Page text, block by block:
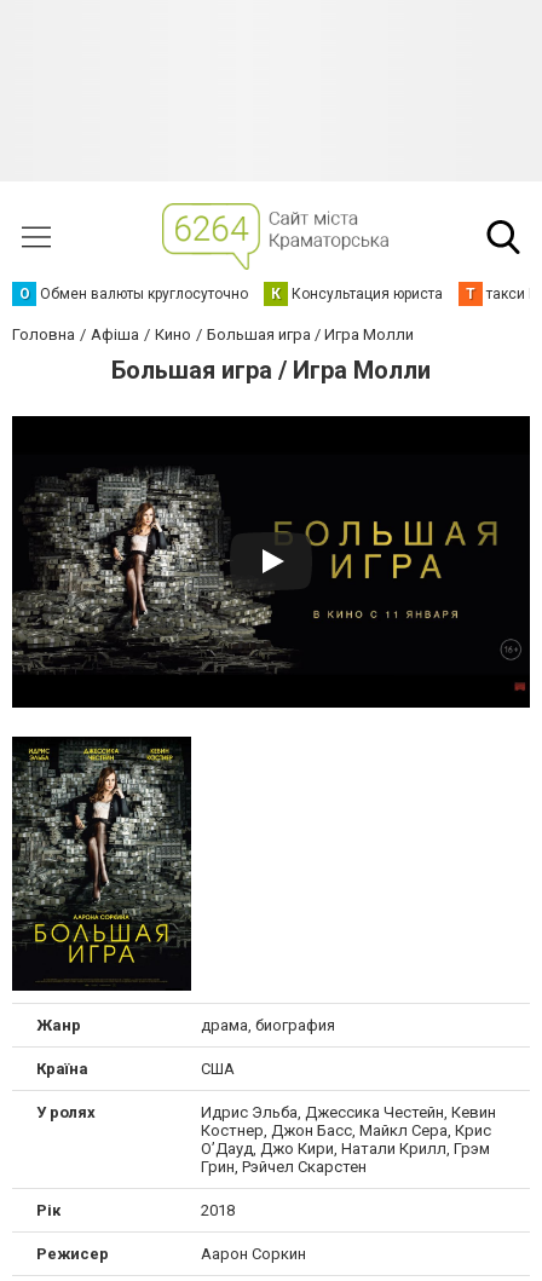
О Обмен валюты круглосуточно К Консультация юриста Т такси
Головна Афіша Кино Большая игра / Игра Молли
Большая игра / Игра Молли
Жанр драма, биография
Країна США
У ролях
Идрис Эльба, Джессика Честейн, Кевин
Костнер, Джон Басс, Майкл Сера, Крис
О’Дауд, Джо Кири, Натали Крилл, Грэм
Грин, Рэйчел Скарстен
Рік 2018
Режисер Аарон Соркин